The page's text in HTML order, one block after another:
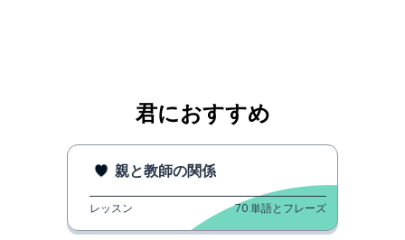
君におすすめ
親と教師の関係
レッスン 70単語とフレーズ